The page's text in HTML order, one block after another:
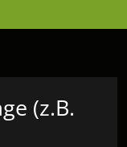
(z.B.